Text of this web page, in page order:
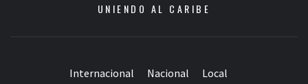
UNIENDO AL CARIBE
Internacional Nacional Local